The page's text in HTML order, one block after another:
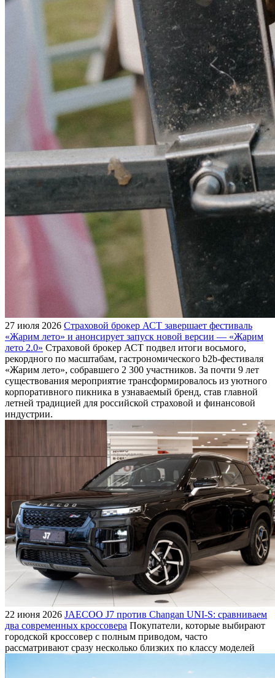
27 июля 2026 Страховой брокер АСТ завершает фестиваль
«Жарим лето» и анонсирует запуск новой версии — «Жарим
лето 2.0» Страховой брокер АСТ подвел итоги восьмого,
рекордного по масштабам, гастрономического b2b-фестиваля
«Жарим лето», собравшего 2 300 участников. За почти 9 лет
существования мероприятие трансформировалось из уютного
корпоративного пикника в узнаваемый бренд, став главной
летней традицией для российской страховой и финансовой
индустрии.
22 июня 2026 JAECOO J7 против Changan UNI-S: сравниваем
два современных кроссовера Покупатели, которые выбирают
городской кроссовер с полным приводом, часто
рассматривают сразу несколько близких по классу моделей